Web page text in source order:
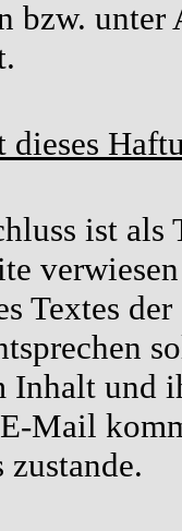
bzw.
ist
Textes
Inhalt
Mail